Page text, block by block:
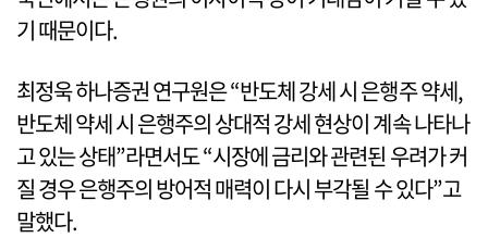
기 때문이다.
최정욱 하나증권 연구원은 “반도체 강세 시 은행주 약세,
반도체 약세 시 은행주의 상대적 강세 현상이 계속 나타나
고 있는 상태”라면서도 “시장에 금리와 관련된 우려가 커
질 경우 은행주의 방어적 매력이 다시 부각될 수 있다”고
말했다.